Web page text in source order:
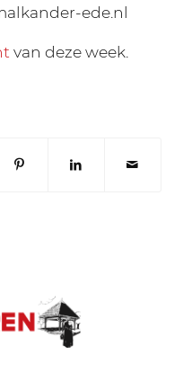
ede.nl
van deze week.